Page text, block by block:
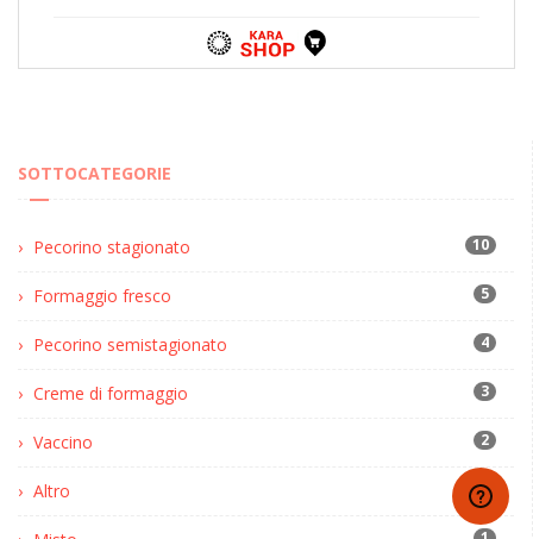
SOTTOCATEGORIE
Pecorino stagionato 10
Formaggio fresco 5
Pecorino semistagionato 4
Creme di formaggio 3
Vaccino 2
Altro 1